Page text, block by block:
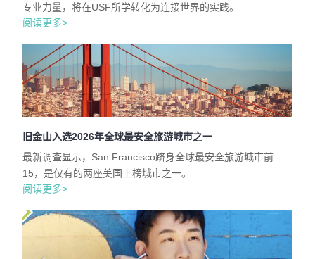
专业力量，将在USF所学转化为连接世界的实践。
阅读更多>
旧金山入选2026年全球最安全旅游城市之一
最新调查显示，San Francisco跻身全球最安全旅游城市前
15，是仅有的两座美国上榜城市之一。
阅读更多>